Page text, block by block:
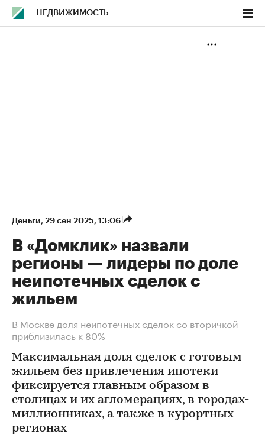
НЕДВИЖИМОСТЬ
Деньги⁠, 29 сен 2025, 13:06
В «Домклик» назвали
регионы — лидеры по доле
неипотечных сделок с
жильем
В Москве доля неипотечных сделок со вторичкой
приблизилась к 80%
Максимальная доля сделок с готовым
жильем без привлечения ипотеки
фиксируется главным образом в
столицах и их агломерациях, в городах-
миллионниках, а также в курортных
регионах